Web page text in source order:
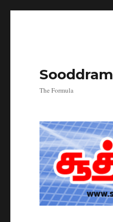
Sooddram
The Formula